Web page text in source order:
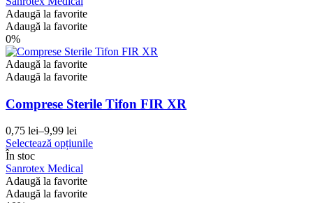
fost:
40,00 lei.
34,99 lei.
Adaugă la favorite
Adaugă la favorite
0%
Adaugă la favorite
Adaugă la favorite
Comprese Sterile Tifon FIR XR
0,75 lei–9,99 lei
Interval
de
prețuri:
0,75 lei
până
la
Selectează opțiunileAcest
În stoc
Sanrotex Medical
Adaugă la favorite
Adaugă la favorite